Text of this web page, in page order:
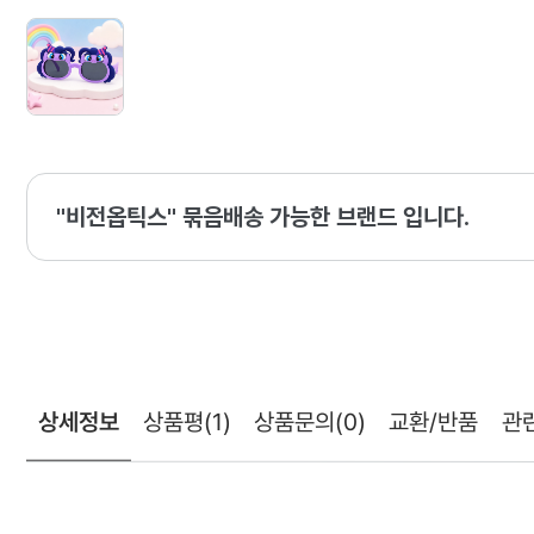
"비전옵틱스" 묶음배송 가능한 브랜드 입니다.
상세정보 상품평(1) 상품문의(0) 교환/반품 관